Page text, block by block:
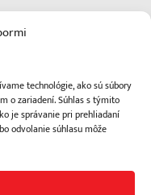
technológie, ako sú súbory
o zariadení. Súhlas s týmito
je správanie pri prehliadaní
odvolanie súhlasu môže